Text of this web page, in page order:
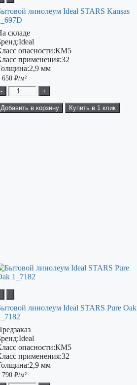
линолеум Ideal STARS Kansas
складе
Ideal
опасности:КМ5
применения:32
2,9 мм
650₽/м²
-
+
Добавить в корзину Купить в 1 клик
линолеум Ideal STARS Pure Oak
Ideal
опасности:КМ5
применения:32
2,9 мм
790₽/м²